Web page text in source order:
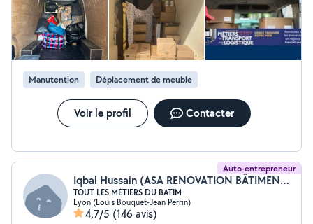
Manutention Déplacement de meuble
Voir le profil Contacter
Auto-entrepreneur
Iqbal Hussain (ASA RENOVATION BÂTIMENT)
TOUT LES MÉTIERS DU BATIM
Lyon (Louis Bouquet-Jean Perrin)
4,7/5 (146 avis)